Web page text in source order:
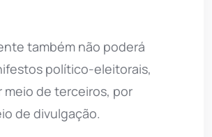
também não poderá
político-eleitorais,
meio de terceiros, por
de divulgação.